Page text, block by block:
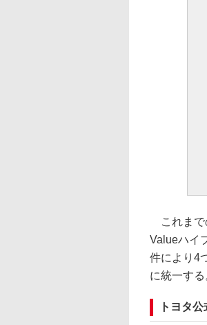
これまで
Valueハイ
件により4
に統一する
トヨタ